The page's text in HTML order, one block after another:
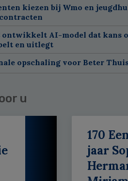
kiezen bij Wmo en
ontwikkelt AI-model dat kans
en uitlegt
opschaling voor Beter
u
170
jaar